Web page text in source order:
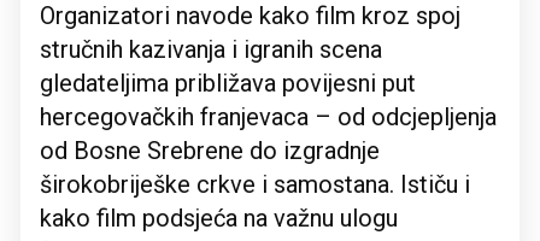
Organizatori navode kako film kroz spoj
stručnih kazivanja i igranih scena
gledateljima približava povijesni put
hercegovačkih franjevaca – od odcjepljenja
od Bosne Srebrene do izgradnje
širokobriješke crkve i samostana. Ističu i
kako film podsjeća na važnu ulogu